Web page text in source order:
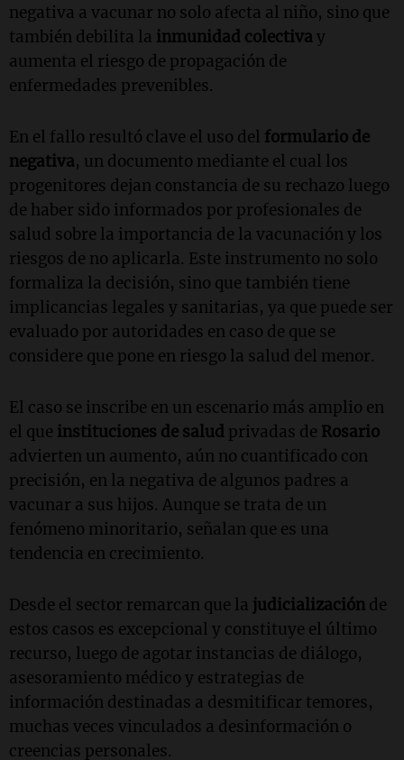
negativa a vacunar no solo afecta al niño, sino que
también debilita la inmunidad colectiva y
aumenta el riesgo de propagación de
enfermedades prevenibles.
En el fallo resultó clave el uso del formulario de
negativa, un documento mediante el cual los
progenitores dejan constancia de su rechazo luego
de haber sido informados por profesionales de
salud sobre la importancia de la vacunación y los
riesgos de no aplicarla. Este instrumento no solo
formaliza la decisión, sino que también tiene
implicancias legales y sanitarias, ya que puede ser
evaluado por autoridades en caso de que se
considere que pone en riesgo la salud del menor.
El caso se inscribe en un escenario más amplio en
el que instituciones de salud privadas de Rosario
advierten un aumento, aún no cuantificado con
precisión, en la negativa de algunos padres a
vacunar a sus hijos. Aunque se trata de un
fenómeno minoritario, señalan que es una
tendencia en crecimiento.
Desde el sector remarcan que la judicialización de
estos casos es excepcional y constituye el último
recurso, luego de agotar instancias de diálogo,
asesoramiento médico y estrategias de
información destinadas a desmitificar temores,
muchas veces vinculados a desinformación o
creencias personales.